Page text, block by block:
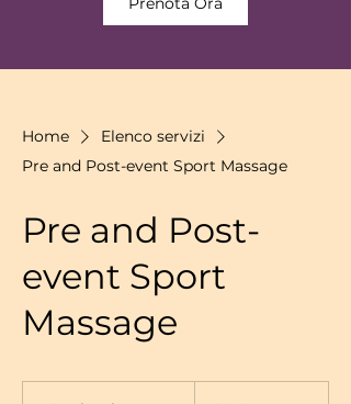
Home
Elenco servizi
Pre and Post-event Sport Massage
Pre and Post-
event Sport
Massage